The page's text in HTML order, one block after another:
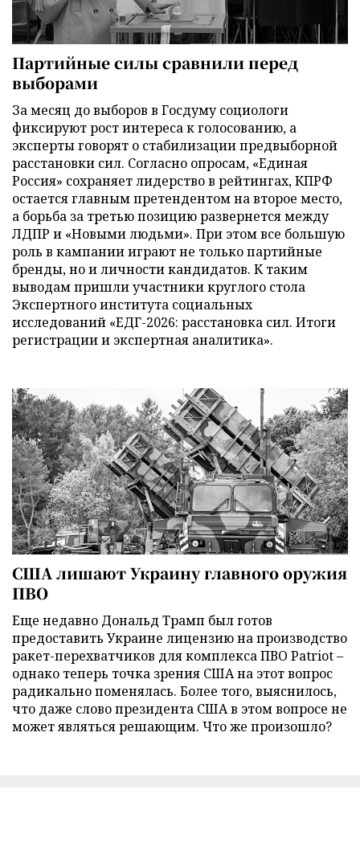
Партийные силы сравнили перед
выборами
За месяц до выборов в Госдуму социологи
фиксируют рост интереса к голосованию, а
эксперты говорят о стабилизации предвыборной
расстановки сил. Согласно опросам, «Единая
Россия» сохраняет лидерство в рейтингах, КПРФ
остается главным претендентом на второе место,
а борьба за третью позицию развернется между
ЛДПР и «Новыми людьми». При этом все большую
роль в кампании играют не только партийные
бренды, но и личности кандидатов. К таким
выводам пришли участники круглого стола
Экспертного института социальных
исследований «ЕДГ-2026: расстановка сил. Итоги
регистрации и экспертная аналитика».
США лишают Украину главного оружия
ПВО
Еще недавно Дональд Трамп был готов
предоставить Украине лицензию на производство
ракет-перехватчиков для комплекса ПВО Patriot –
однако теперь точка зрения США на этот вопрос
радикально поменялась. Более того, выяснилось,
что даже слово президента США в этом вопросе не
может являться решающим. Что же произошло?